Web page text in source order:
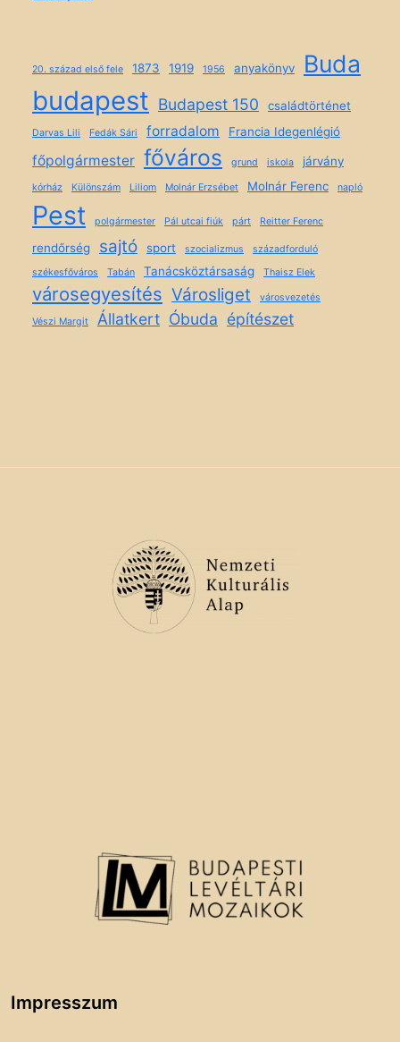
20. század első fele 1873 1919 1956 anyakönyv Buda
budapest Budapest 150 családtörténet
Darvas Lili Fedák Sári forradalom Francia Idegenlégió
főpolgármester főváros grund iskola járvány
kórház Különszám Liliom Molnár Erzsébet Molnár Ferenc napló
Pest polgármester Pál utcai fiúk párt Reitter Ferenc
rendőrség sajtó sport szocializmus
századforduló
székesfőváros
Tabán Tanácsköztársaság Thaisz Elek
városegyesítés Városliget városvezetés
Vészi Margit Állatkert Óbuda építészet
Impresszum